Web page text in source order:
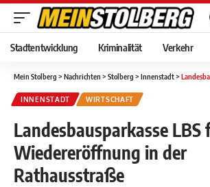
Stadtentwicklung Kriminalität Verkehr
Mein Stolberg > Nachrichten > Stolberg > Innenstadt>
INNENSTADT WIRTSCHAFT
Landesbausparkasse LBS
Wiedereröffnung in der
Rathausstraße